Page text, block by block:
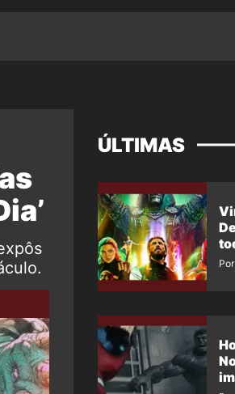
ÚLTIMAS